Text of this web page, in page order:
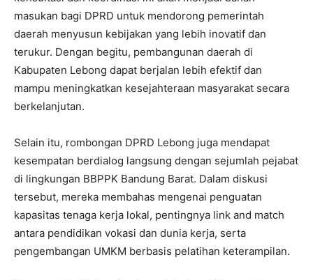
masukan bagi DPRD untuk mendorong pemerintah
daerah menyusun kebijakan yang lebih inovatif dan
terukur. Dengan begitu, pembangunan daerah di
Kabupaten Lebong dapat berjalan lebih efektif dan
mampu meningkatkan kesejahteraan masyarakat secara
berkelanjutan.
Selain itu, rombongan DPRD Lebong juga mendapat
kesempatan berdialog langsung dengan sejumlah pejabat
di lingkungan BBPPK Bandung Barat. Dalam diskusi
tersebut, mereka membahas mengenai penguatan
kapasitas tenaga kerja lokal, pentingnya link and match
antara pendidikan vokasi dan dunia kerja, serta
pengembangan UMKM berbasis pelatihan keterampilan.